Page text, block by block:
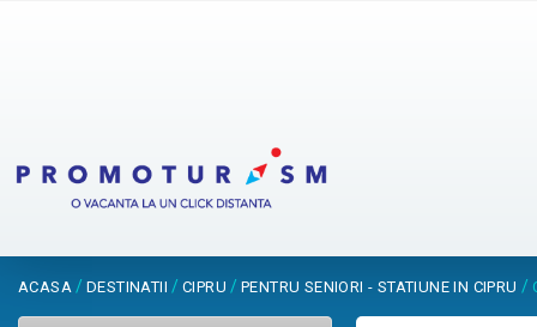
ACASA / DESTINATII / CIPRU / PENTRU SENIORI - STATIUNE IN CIPRU /